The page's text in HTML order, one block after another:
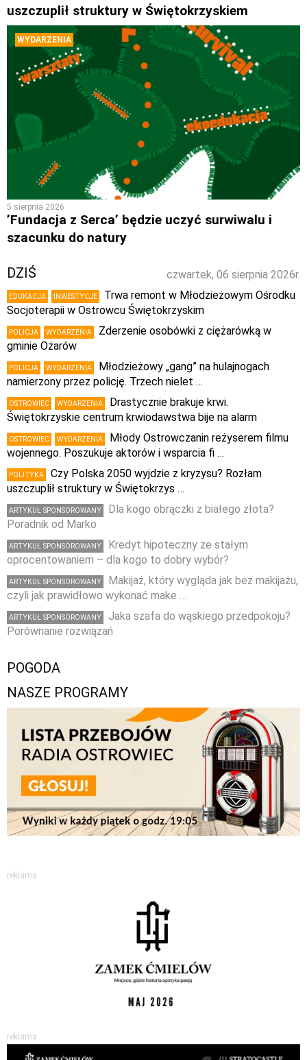
uszczuplił struktury w Świętokrzyskiem
WYDARZENIA
5 sierpnia 2026
’Fundacja z Serca’ będzie uczyć surwiwalu i
szacunku do natury
czwartek, 06 sierpnia 2026r.
DZIŚ
EDUKACJA INWESTYCJE
Trwa remont w Młodzieżowym Ośrodku
Socjoterapii w Ostrowcu Świętokrzyskim
POLICJA WYDARZENIA
Zderzenie osobówki z ciężarówką w
gminie Ożarów
POLICJA WYDARZENIA
Młodzieżowy „gang” na hulajnogach
namierzony przez policję. Trzech nielet …
OSTROWIEC WYDARZENIA
Drastycznie brakuje krwi.
Świętokrzyskie centrum krwiodawstwa bije na alarm
OSTROWIEC WYDARZENIA
Młody Ostrowczanin reżyserem filmu
wojennego. Poszukuje aktorów i wsparcia fi …
POLITYKA
Czy Polska 2050 wyjdzie z kryzysu? Rozłam
uszczuplił struktury w Świętokrzys …
ARTYKUŁ SPONSOROWANY
Dla kogo obrączki z białego złota?
Poradnik od Marko
ARTYKUŁ SPONSOROWANY
Kredyt hipoteczny ze stałym
oprocentowaniem – dla kogo to dobry wybór?
ARTYKUŁ SPONSOROWANY
Makijaż, który wygląda jak bez makijażu,
czyli jak prawidłowo wykonać make …
ARTYKUŁ SPONSOROWANY
Jaka szafa do wąskiego przedpokoju?
Porównanie rozwiązań
POGODA
NASZE PROGRAMY
reklama
reklama